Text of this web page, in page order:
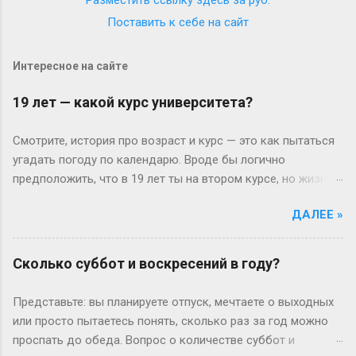
Поставить к себе на сайт
Интересное на сайте
19 лет — какой курс университета?
Смотрите, история про возраст и курс — это как пытаться
угадать погоду по календарю. Вроде бы логично
предположить, что в 19 лет ты на втором курсе, но жизнь-
без занудства, по-человечески. Когда всё идёт «по плану»
(или нет) В идеальном мире: закончил школу в 17, поступил
— и вот тебе 19, второй курс. Но реальность часто
напоминает автобус, который то опаздывает, то едет не
армию, вернулся — и теперь он первокурсник в 19, а
одноклассники уже на третьем. Или Мария из Испании:
взяла gap year, работала в хостеле на Бали, а теперь
ДАЛЕЕ »
Сколько суббот и воскресений в году?
Представьте: вы планируете отпуск, мечтаете о выходных
или просто пытаетесь понять, сколько раз за год можно
проспать до обеда. Вопрос о количестве суббот и